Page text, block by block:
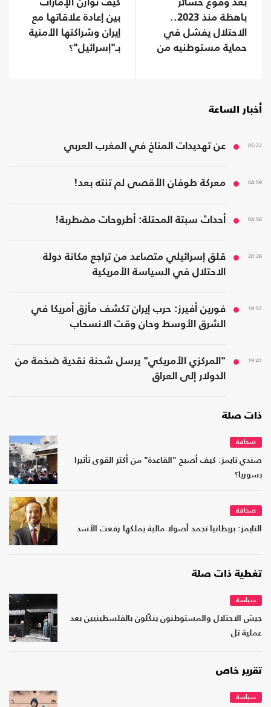
بعد وقوع خسائر
باهظة منذ 2023..
الاحتلال يفشل في
حماية مستوطنيه من
كيف توازن الإمارات
بين إعادة علاقاتها مع
إيران وشراكتها الأمنية
بـ"إسرائيل"؟
أخبار الساعة
05:22 عن تهديدات المناخ في المغرب العربي
04:59 معركة طوفان الأقصى لم تنته بعد!
04:56 أحداث سبتة المحتلة: أطروحات مضطربة!
20:26
قلق إسرائيلي متصاعد من تراجع مكانة دولة
الاحتلال في السياسة الأمريكية
19:57
فورين أفيرز: حرب إيران تكشف مأزق أمريكا في
الشرق الأوسط وحان وقت الانسحاب
19:41
"المركزي الأمريكي" يرسل شحنة نقدية ضخمة من
الدولار إلى العراق
ذات صلة
صحافة
صندي تايمز: كيف أصبح "القاعدة" من أكثر القوى تأثيرا
بسوريا؟
صحافة
التايمز: بريطانيا تجمد أصولا مالية يملكها رفعت الأسد
تغطية ذات صلة
سياسة
جيش الاحتلال والمستوطنون ينكّلون بالفلسطينيين بعد
عملية تل
تقرير خاص
سياسة